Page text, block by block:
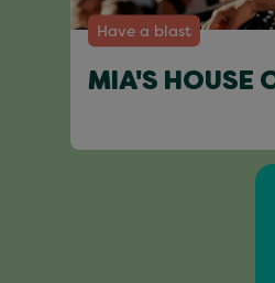
Have a blast
MIA'S HOUSE